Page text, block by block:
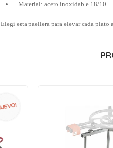
Material: acero inoxidable 18/10
Elegí esta paellera para elevar cada